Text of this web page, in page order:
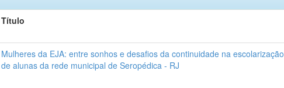
Título
Mulheres da EJA: entre sonhos e desafios da continuidade na escolarização
de alunas da rede municipal de Seropédica - RJ